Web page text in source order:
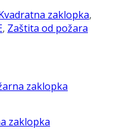
zaklopka,
, Zaštita od požara
zaklopka
zaklopka